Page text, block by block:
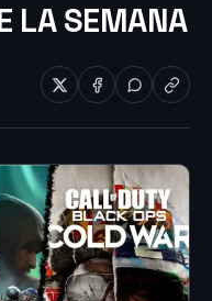
LA SEMANA